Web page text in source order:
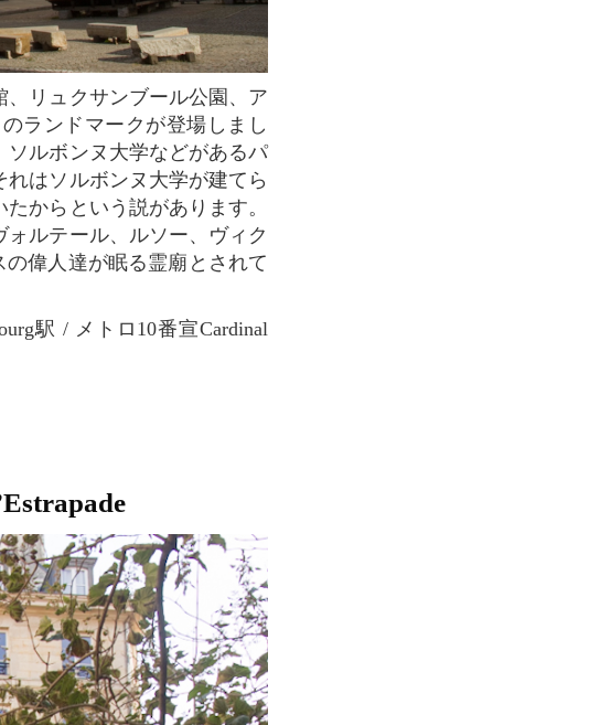
ランドマークが登場しまし
ルボンヌ大学などがあるパ
はソルボンヌ大学が建てら
からという説があります。
ルテール、ルソー、ヴィク
偉人達が眠る霊廟とされて
駅 / メトロ10番宣Cardinal